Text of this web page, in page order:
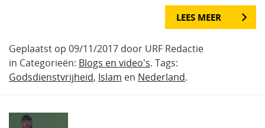
LEES MEER
Geplaatst op 09/11/2017 door URF Redactie
in Categorieën: Blogs en video's. Tags:
Godsdienstvrijheid, Islam en Nederland.